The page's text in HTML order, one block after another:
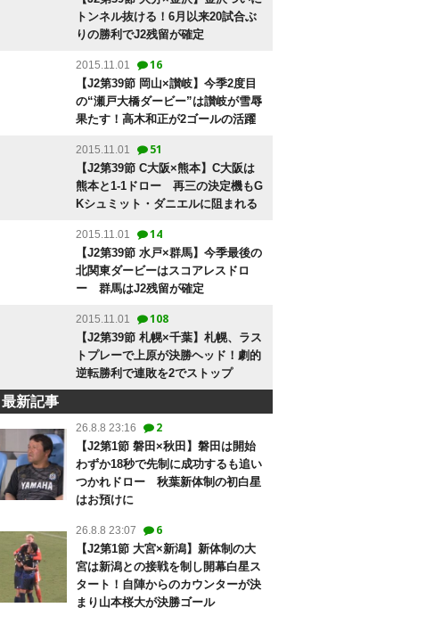
トンネル抜ける！6月以来20試合ぶ
りの勝利でJ2残留が確定
2015.11.01 16
【J2第39節 岡山×讃岐】今季2度目
の“瀬戸大橋ダービー”は讃岐が雪辱
果たす！高木和正が2ゴールの活躍
2015.11.01 51
【J2第39節 C大阪×熊本】C大阪は
熊本と1-1ドロー 再三の決定機もG
Kシュミット・ダニエルに阻まれる
2015.11.01 14
【J2第39節 水戸×群馬】今季最後の
北関東ダービーはスコアレスドロ
ー 群馬はJ2残留が確定
2015.11.01 108
【J2第39節 札幌×千葉】札幌、ラス
トプレーで上原が決勝ヘッド！劇的
逆転勝利で連敗を2でストップ
最新記事
26.8.8 23:16 2
【J2第1節 磐田×秋田】磐田は開始
わずか18秒で先制に成功するも追い
つかれドロー 秋葉新体制の初白星
はお預けに
26.8.8 23:07 6
【J2第1節 大宮×新潟】新体制の大
宮は新潟との接戦を制し開幕白星ス
タート！自陣からのカウンターが決
まり山本桜大が決勝ゴール